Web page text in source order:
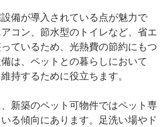
備が導入されている点が魅力で
コン、節水型のトイレなど、省エ
ているため、光熱費の節約にもつ
は、ペットとの暮らしにおいて
持するために役立ちます。
新築のペット可物件ではペット専
る傾向にあります。足洗い場やド